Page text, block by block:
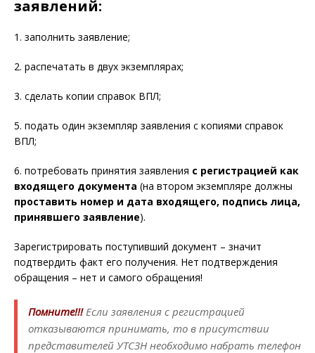
заявлений:
1. заполнить заявление;
2. распечатать в двух экземплярах;
3. сделать копии справок ВПЛ;
5. подать один экземпляр заявления с копиями справок
ВПЛ;
6. потребовать принятия заявления с регистрацией как
входящего документа (на втором экземпляре должны
проставить номер и дата входящего, подпись лица,
принявшего заявление).
Зарегистрировать поступивший документ – значит
подтвердить факт его получения. Нет подтверждения
обращения – нет и самого обращения!
Помните!!! Если заявления с регистрацией
отказываются принимать, то в присутствии
представителей УТСЗН необходимо набрать телефон